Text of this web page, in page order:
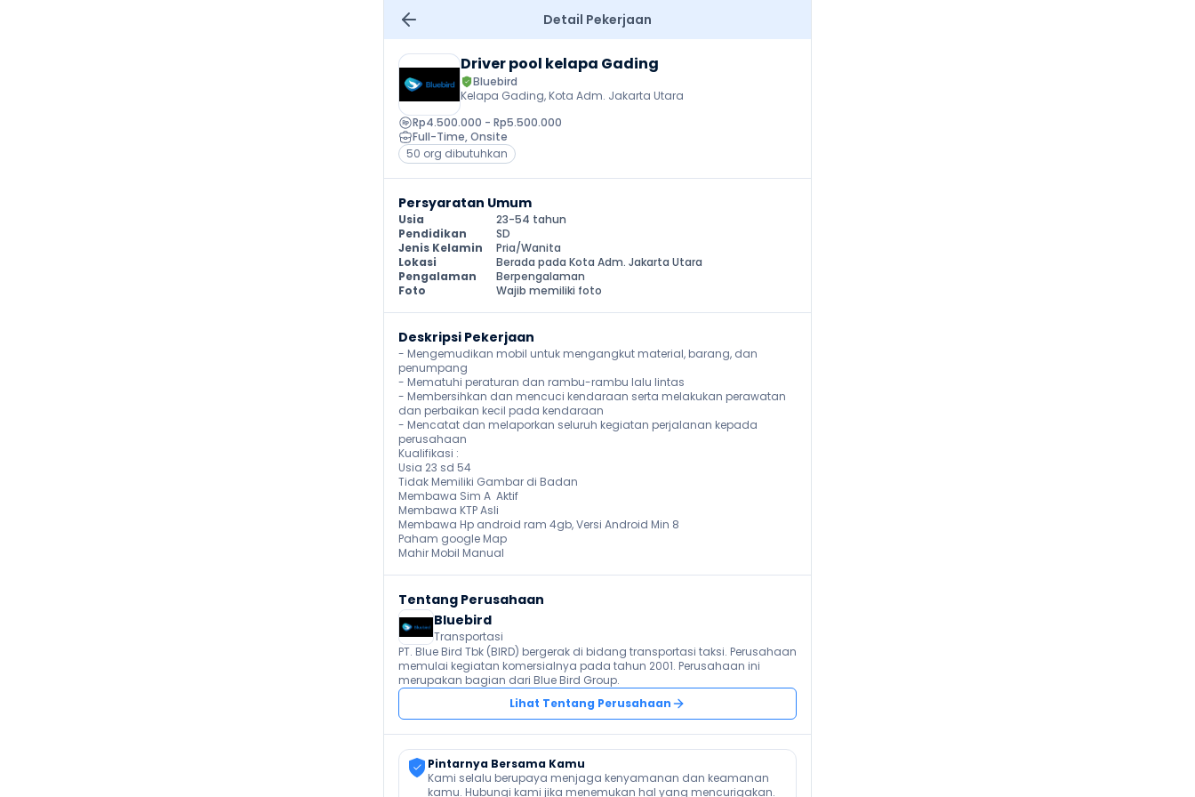
Detail Pekerjaan
Driver pool kelapa Gading
Kelapa Gading, Kota Adm. Jakarta Utara
Rp4.500.000 - Rp5.500.000
Full-Time, Onsite
50 org dibutuhkan
Persyaratan Umum
Usia
23-54 tahun
Pendidikan
SD
Jenis Kelamin
Pria/Wanita
Lokasi
Berada pada Kota Adm. Jakarta Utara
Pengalaman
Berpengalaman
Foto
Wajib memiliki foto
Deskripsi Pekerjaan
- Mengemudikan mobil untuk mengangkut material, barang, dan
penumpang
- Mematuhi peraturan dan rambu-rambu lalu lintas
- Membersihkan dan mencuci kendaraan serta melakukan perawatan
dan perbaikan kecil pada kendaraan
- Mencatat dan melaporkan seluruh kegiatan perjalanan kepada
perusahaan
Kualifikasi :
Usia 23 sd 54
Tidak Memiliki Gambar di Badan
Membawa Sim A  Aktif
Membawa KTP Asli
Membawa Hp android ram 4gb, Versi Android Min 8
Paham google Map
Mahir Mobil Manual
Tentang Perusahaan
Transportasi
PT. Blue Bird Tbk (BIRD) bergerak di bidang transportasi taksi. Perusahaan
memulai kegiatan komersialnya pada tahun 2001. Perusahaan ini
merupakan bagian dari Blue Bird Group.
Lihat Tentang Perusahaan
Pintarnya Bersama Kamu
Kami selalu berupaya menjaga kenyamanan dan keamanan
kamu. Hubungi kami jika menemukan hal yang mencurigakan.